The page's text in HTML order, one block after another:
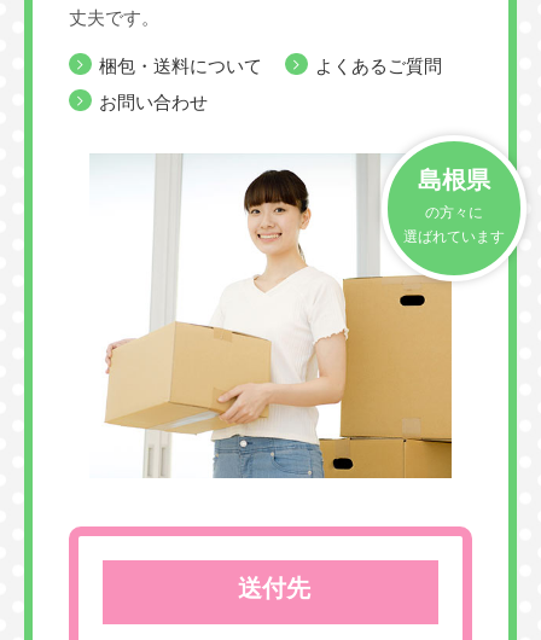
丈夫です。
梱包・送料について
よくあるご質問
お問い合わせ
島根県
の方々に
選ばれています
送付先